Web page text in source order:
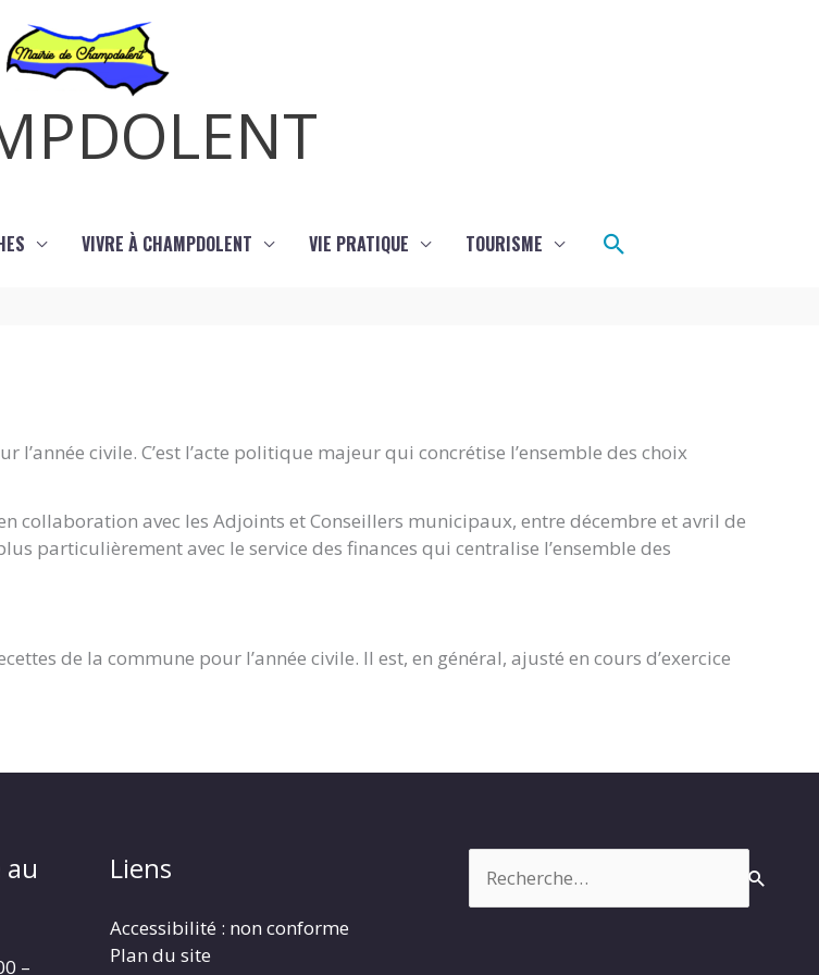
VIVRE À CHAMPDOLENT VIE PRATIQUE TOURISME Rechercher
civile. C’est l’acte politique majeur qui concrétise l’ensemble des choix
collaboration avec les Adjoints et Conseillers municipaux, entre décembre et avril de
particulièrement avec le service des finances qui centralise l’ensemble des
de la commune pour l’année civile. Il est, en général, ajusté en cours d’exercice
–
Liens
Accessibilité : non conforme
Plan du site